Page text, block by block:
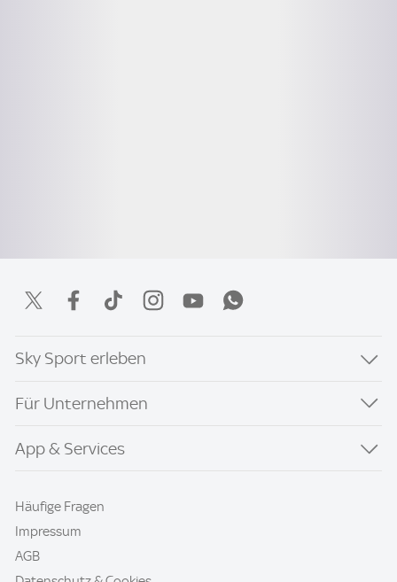
Sky Sport erleben
Für Unternehmen
App & Services
Häufige Fragen
Impressum
AGB